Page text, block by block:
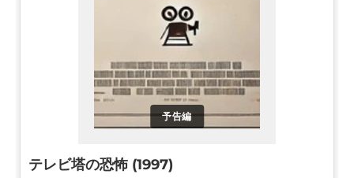
予告編
テレビ塔の恐怖 (1997)